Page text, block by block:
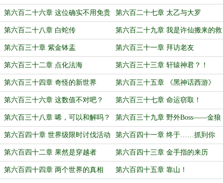
长老
第六百二十六章 这位确实不用免贵 第六百二十七章 太乙与大罗
第六百二十八章 白蛇传 第六百二十九章 我是许仙搬来的救
兵
第六百三十章 紫金钵盂 第六百三十一章 拜访老友
第六百三十二章 点化法海 第六百三十三章 轩辕神君？！
第六百三十四章 奇怪的新世界 第六百三十五章 《黑神话西游》
第六百三十六章 这数值不对吧？ 第六百三十七章 命运窃取！
第六百三十八章 唏，可以和解吗？ 第六百三十九章 野外Boss——金狼
妖王！
第六百四十章 世界级限时讨伐活动 第六百四十一章 终于……抓到你
了！
第六百四十二章 果然是穿越者 第六百四十三章 金手指的来历
第六百四十四章 两个世界的真相 第六百四十五章 靠山！